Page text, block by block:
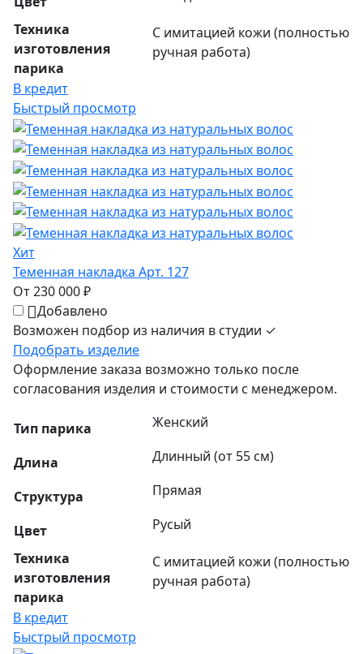
Техника
изготовления
парика
С имитацией кожи (полностью
ручная работа)
В кредит
Быстрый просмотр
Хит
Теменная накладка Арт. 127
От 230 000 ₽
Добавлено
Возможен подбор из наличия в студии ✓
Подобрать изделие
Оформление заказа возможно только после
согласования изделия и стоимости с менеджером.
Тип парика Женский
Длина Длинный (от 55 см)
Структура Прямая
Цвет
Русый
Техника
изготовления
парика
С имитацией кожи (полностью
ручная работа)
В кредит
Быстрый просмотр